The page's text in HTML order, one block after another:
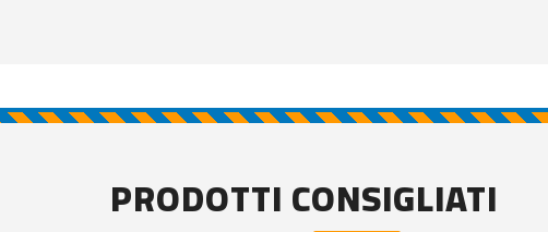
PRODOTTI CONSIGLIATI